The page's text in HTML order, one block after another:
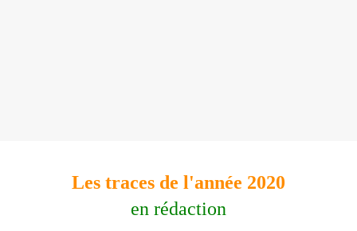
Les traces de l'année 2020
en rédaction